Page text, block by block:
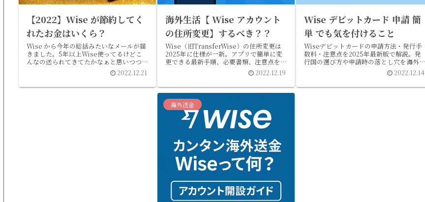
【2022】Wise が節約してく
れたお金はいくら？
Wise から今年の総括みたいなメールが届
きました。5年以上Wise使ってるけどこ
んなの送られてきてたかなぁと思いつつよ
く見たら結構Wiseを利用してる事に気づ
き銀行での送金に比べてかなり節約ができ
ている事に改めて驚きましたのでぜひご紹
2022.12.21
海外生活【 Wise アカウント
の住所変更】するべき？？
Wise（旧TransferWise）の住所変更は
2025年に仕様が一新。アプリで簡単に変
更できる最新手順、必要書類、注意点をオ
ーストラリア在住筆者が解説。 2022.12.19
Wise デビットカード 申請 簡
単 でも気を付けること
Wiseデビットカードの申請方法・発行手
数料・注意点を2025年最新版で解説。発
行国の選び方や申請時の落とし穴を海外在
2022.12.14
海外送金